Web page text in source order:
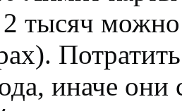
тысяч
иначе они